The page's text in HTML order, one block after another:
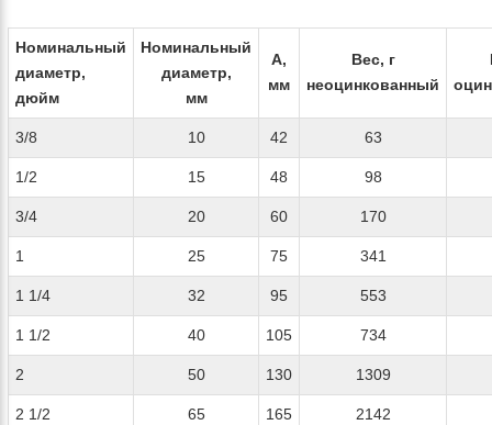
Номинальный
диаметр,
дюйм
Номинальный
диаметр,
мм
А,
мм
Вес, г
неоцинкованный
3/8 10 42 63
1/2 15 48 98
3/4 20 60 170
1 25 75 341
1 1/4 32 95 553
1 1/2 40 105 734
2 50 130 1309
2 1/2 65 165 2142